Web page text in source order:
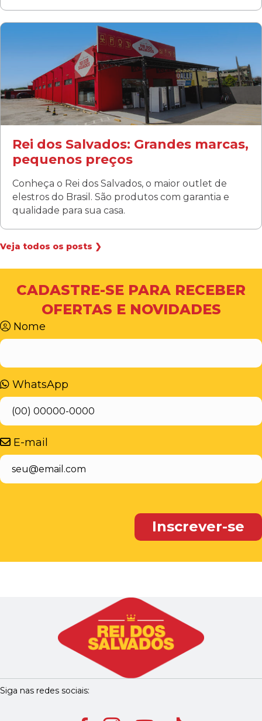
Fanny
Rua Albino Beatriz, 100 - Fanny, Curitiba –PR
Segunda a sábado: 09h00 às 19h00
Domingo: FECHADA
ÚLTIMOS DIAS DE LIQUIDAÇÃO!
(41) 3411-1754
(41) 99249-4620
Rei dos Salvados: Grandes marcas,
pequenos preços
Conheça o Rei dos Salvados, o maior outlet de
elestros do Brasil. São produtos com garantia e
qualidade para sua casa.
Veja todos os posts ❯
CADASTRE-SE PARA RECEBER
OFERTAS E NOVIDADES
Nome
WhatsApp
E-mail
Siga nas redes sociais: